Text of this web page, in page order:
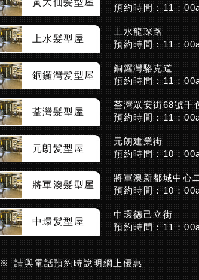
預約時間：11：
上水髪型屋
上水龍琛路
預約時間：11：
銅鑼灣髪型屋
銅鑼灣駱克道
預約時間：11：
荃灣髪型屋
荃灣眾安街68號千
預約時間：11：
元朗髪型屋
元朗建業街
預約時間：10：
將軍澳髪型屋
將軍澳新都城中心
預約時間：10：
中環髪型屋
中環德己立街
預約時間：11：
※ 請與電話預約時說明網上優惠